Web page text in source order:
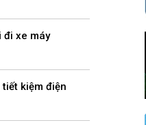
đi xe máy
kiệm điện